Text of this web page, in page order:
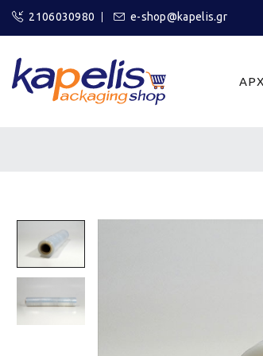
2106030980 e-shop@kapelis.gr